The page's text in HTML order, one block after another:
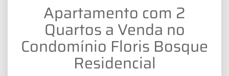
Apartamento com 2
Quartos a Venda no
Condomínio Floris Bosque
Residencial